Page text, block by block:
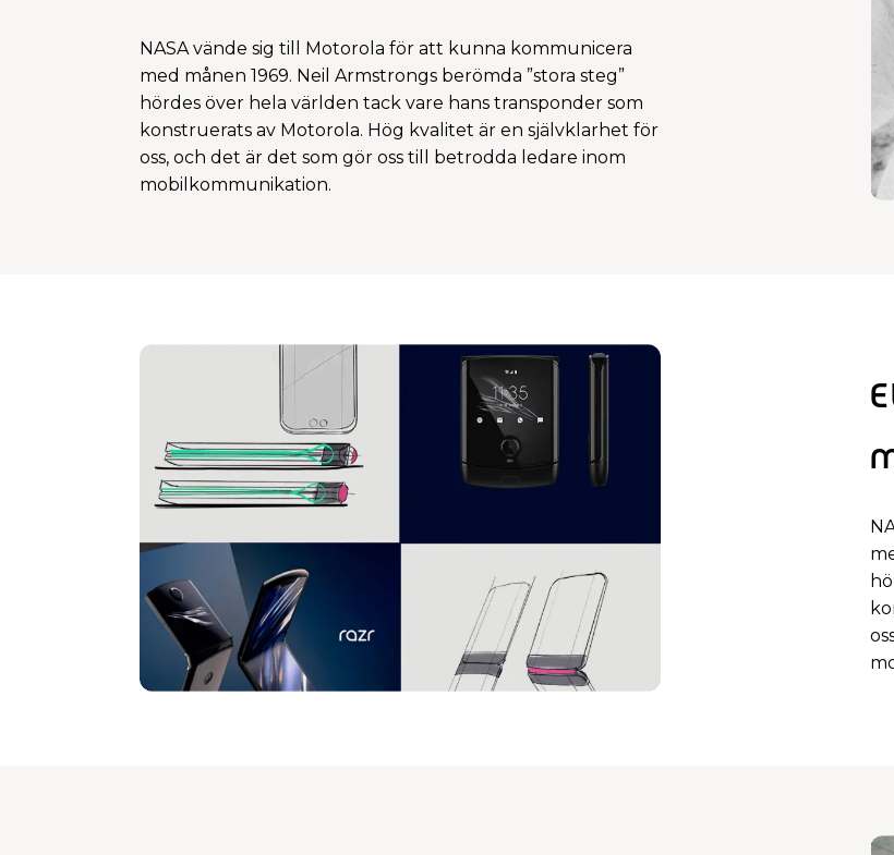
NASA vände sig till Motorola för att kunna kommunicera
med månen 1969. Neil Armstrongs berömda ”stora steg”
hördes över hela världen tack vare hans transponder som
konstruerats av Motorola. Hög kvalitet är en självklarhet för
oss, och det är det som gör oss till betrodda ledare inom
mobilkommunikation.